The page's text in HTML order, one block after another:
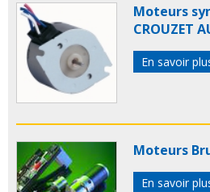
Moteurs
CROUZET
En savoir
Moteurs
En savoir